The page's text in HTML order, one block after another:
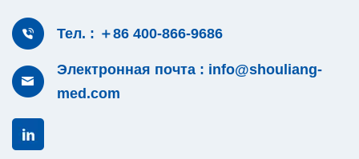
Тел. : ＋86 400-866-9686
Электронная почта : info@shouliang-
med.com